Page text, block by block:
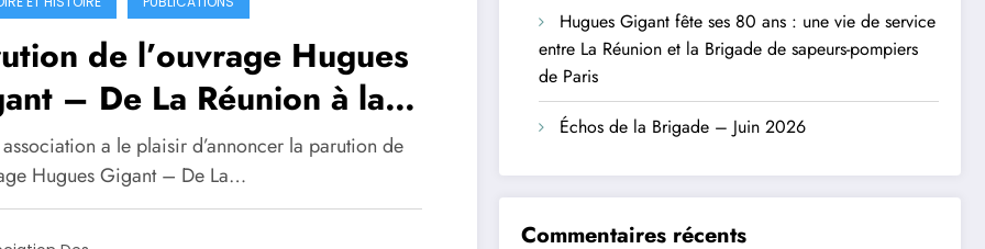
de l’ouvrage Hugues
– De La Réunion à la
de sapeurs-pompiers
a le plaisir d’annoncer la parution de
Hugues Gigant – De La…
Hugues Gigant fête ses 80 ans : une vie de service
entre La Réunion et la Brigade de sapeurs-pompiers
de Paris
Échos de la Brigade – Juin 2026
Commentaires récents